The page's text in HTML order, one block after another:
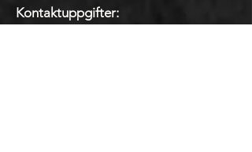
Kontaktuppgifter: